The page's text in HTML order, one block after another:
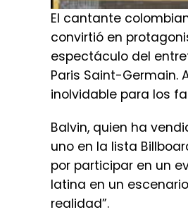
El cantante
convirtió en
espectáculo del
Paris Saint-Germain.
inolvidable para los
Balvin, quien ha
uno en la lista
por participar en un
latina en un
realidad”.